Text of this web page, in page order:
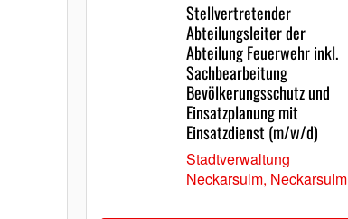
Stellvertretender
Abteilungsleiter der
Abteilung Feuerwehr inkl.
Sachbearbeitung
Bevölkerungsschutz und
Einsatzplanung mit
Einsatzdienst (m/w/d)
Stadtverwaltung
Neckarsulm, Neckarsulm